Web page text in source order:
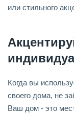
или стильного
Когда вы
своего дома, не
Ваш дом - это